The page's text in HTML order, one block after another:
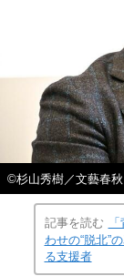
©️杉山秀樹／文藝春秋
記事を読む
わせの“脱北”
る支援者